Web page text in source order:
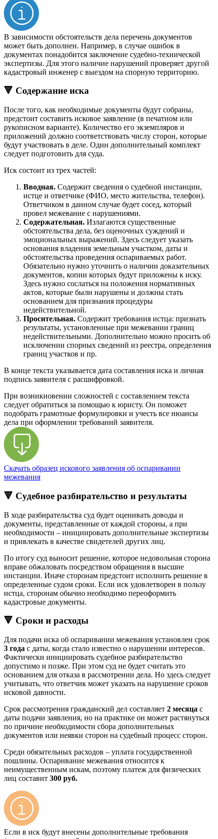
В зависимости обстоятельств дела перечень документов
может быть дополнен. Например, в случае ошибок в
документах понадобится заключение судебно-технической
экспертизы. Для этого наличие нарушений проверяет другой
кадастровый инженер с выездом на спорную территорию.
🔻 Содержание иска
После того, как необходимые документы будут собраны,
предстоит составить исковое заявление (в печатном или
рукописном варианте). Количество его экземпляров и
приложений должно соответствовать числу сторон, которые
будут участвовать в деле. Один дополнительный комплект
следует подготовить для суда.
Иск состоит из трех частей:
Вводная. Содержит сведения о судебной инстанции,
истце и ответчике (ФИО, место жительства, телефон).
Ответчиком в данном случае будет сосед, который
провел межевание с нарушениями.
Содержательная. Излагаются существенные
обстоятельства дела, без оценочных суждений и
эмоциональных выражений. Здесь следует указать
основания владения земельным участком, даты и
обстоятельства проведения оспариваемых работ.
Обязательно нужно уточнить о наличии доказательных
документов, копии которых будут приложены к иску.
Здесь нужно сослаться на положения нормативных
актов, которые были нарушены и должны стать
основанием для признания процедуры
недействительной.
Просительная. Содержит требования истца: признать
результаты, установленные при межевании границ
недействительными. Дополнительно можно просить об
исключении спорных сведений из реестра, определения
границ участков и пр.
В конце текста указывается дата составления иска и личная
подпись заявителя с расшифровкой.
При возникновении сложностей с составлением текста
следует обратиться за помощью к юристу. Он поможет
подобрать грамотные формулировки и учесть все нюансы
дела при оформлении требований заявителя.
Скачать образец искового заявления об оспаривании
межевания
🔻 Судебное разбирательство и результаты
В ходе разбирательства суд будет оценивать доводы и
документы, представленные от каждой стороны, а при
необходимости – инициировать дополнительные экспертизы
и привлекать в качестве свидетелей других лиц.
По итогу суд выносит решение, которое недовольная сторона
вправе обжаловать посредством обращения в высшие
инстанции. Иначе сторонам предстоит исполнить решение в
определенные судом сроки. Если иск удовлетворен в пользу
истца, сторонам обычно необходимо переоформить
кадастровые документы.
🔻 Сроки и расходы
Для подачи иска об оспаривании межевания установлен срок
3 года с даты, когда стало известно о нарушении интересов.
Фактически инициировать судебное разбирательство
допустимо и позже. При этом суд не будет считать это
основанием для отказа в рассмотрении дела. Но здесь следует
учитывать, что ответчик может указать на нарушение сроков
исковой давности.
Срок рассмотрения гражданский дел составляет 2 месяца с
даты подачи заявления, но на практике он может растянуться
по причине необходимости сбора дополнительных
документов или неявки сторон на судебный процесс сторон.
Среди обязательных расходов – уплата государственной
пошлины. Оспаривание межевания относится к
неимущественным искам, поэтому платеж для физических
лиц составит 300 руб.
Если в иск будут внесены дополнительные требования